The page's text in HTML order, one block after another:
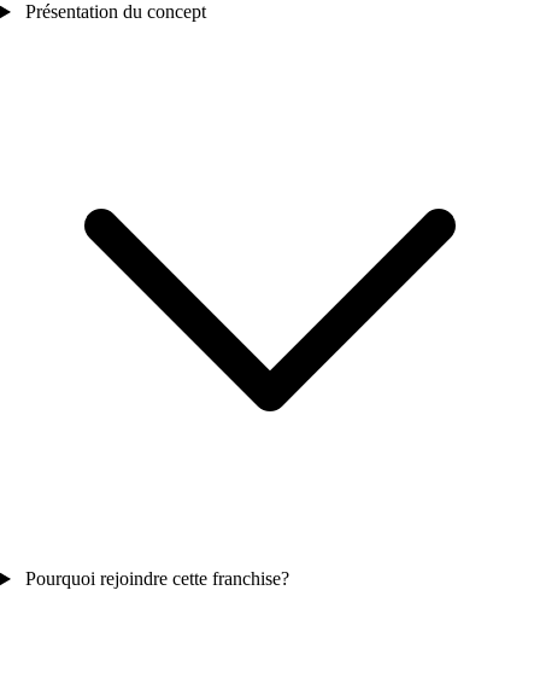
Présentation du concept
Pourquoi rejoindre cette franchise?